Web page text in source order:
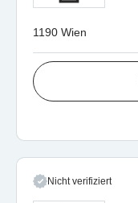
1190 Wien
Nicht verifiziert